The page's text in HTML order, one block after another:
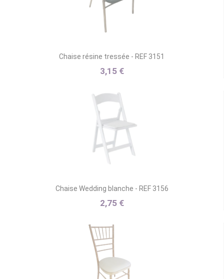
Chaise résine tressée - REF 3151
3,15 €
Chaise Wedding blanche - REF 3156
2,75 €